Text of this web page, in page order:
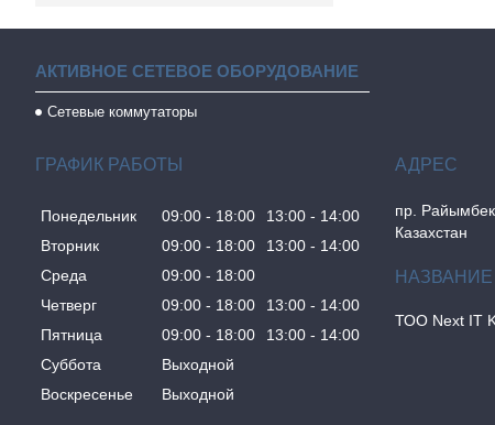
АКТИВНОЕ СЕТЕВОЕ ОБОРУДОВАНИЕ
Сетевые коммутаторы
ГРАФИК РАБОТЫ
Понедельник 09:00 18:00 13:00
14:00
Вторник
09:00 18:00 13:00
14:00
Среда
09:00
18:00
Четверг
09:00 18:00 13:00
14:00
Пятница
09:00 18:00 13:00
14:00
Суббота
Выходной
Воскресенье
Выходной
пр.
Казахстан
ТОО Next IT